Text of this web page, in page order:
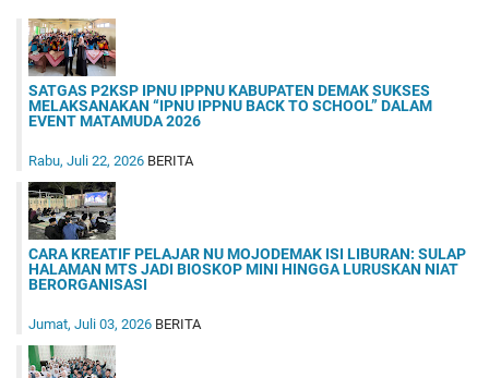
SATGAS P2KSP IPNU IPPNU KABUPATEN DEMAK SUKSES
MELAKSANAKAN “IPNU IPPNU BACK TO SCHOOL” DALAM
EVENT MATAMUDA 2026
Rabu, Juli 22, 2026 BERITA
CARA KREATIF PELAJAR NU MOJODEMAK ISI LIBURAN: SULAP
HALAMAN MTS JADI BIOSKOP MINI HINGGA LURUSKAN NIAT
BERORGANISASI
Jumat, Juli 03, 2026 BERITA